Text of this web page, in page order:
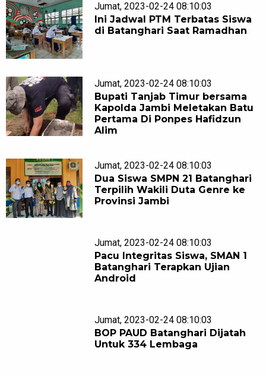
Jumat, 2023-02-24 08:10:03
Ini Jadwal PTM Terbatas Siswa
di Batanghari Saat Ramadhan
Jumat, 2023-02-24 08:10:03
Bupati Tanjab Timur bersama
Kapolda Jambi Meletakan Batu
Pertama Di Ponpes Hafidzun
Alim
Jumat, 2023-02-24 08:10:03
Dua Siswa SMPN 21 Batanghari
Terpilih Wakili Duta Genre ke
Provinsi Jambi
Jumat, 2023-02-24 08:10:03
Pacu Integritas Siswa, SMAN 1
Batanghari Terapkan Ujian
Android
Jumat, 2023-02-24 08:10:03
BOP PAUD Batanghari Dijatah
Untuk 334 Lembaga